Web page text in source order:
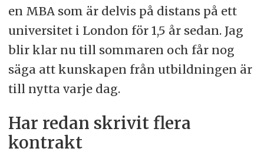
en MBA som är delvis på distans på ett
universitet i London för 1,5 år sedan. Jag
blir klar nu till sommaren och får nog
säga att kunskapen från utbildningen är
till nytta varje dag.
Har redan skrivit flera
kontrakt